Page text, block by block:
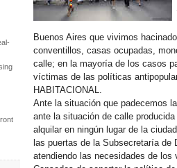
Buenos Aires que vivimos
conventillos, casas ocupadas,
calle; en la mayoría de los casos
víctimas de las políticas
HABITACIONAL.
Ante la situación que padecemos
ante la situación de calle
alquilar en ningún lugar de la
las puertas de la Subsecretaría de
atendiendo las necesidades de los